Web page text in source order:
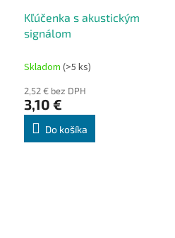
Kľúčenka s akustickým
signálom
Skladom (>5 ks)
2,52 € bez DPH
3,10 €
Do košíka